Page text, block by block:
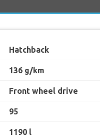
Hatchback
136 g/km
Front wheel drive
95
1190 l